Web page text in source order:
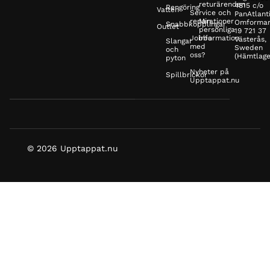
Vatten
Outlet
Rengöring
Snabbkopplingar
Slangar
och
pyton
Spillbrickor
Service och
reparationer
Jobba
med
oss?
Nyheter på
Upptappat.nu
returärenden
Min
personliga
information
4815 c/o
19 721 37
Västerås,
Sweden
© 2026 Upptappat.nu